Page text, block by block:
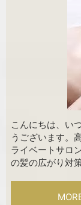
こんにちは、い
うございます。
ライベートサロ
の髪の広がり対